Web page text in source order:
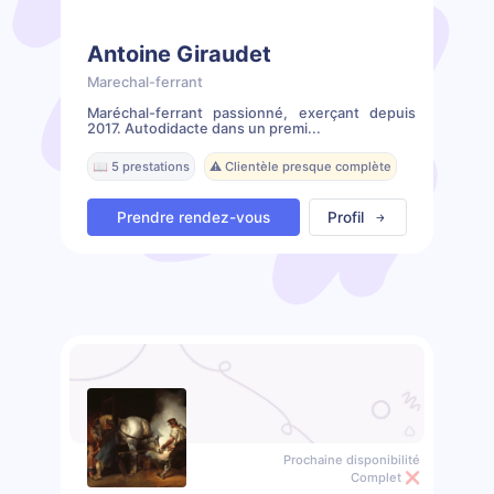
Antoine Giraudet
Marechal-ferrant
Maréchal-ferrant passionné, exerçant depuis
2017. Autodidacte dans un premi...
📖 5 prestations ⚠️ Clientèle presque complète
Prendre rendez-vous Profil
Prochaine disponibilité
Complet ❌